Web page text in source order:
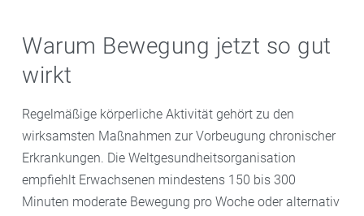
Warum Bewegung jetzt so gut
wirkt
Regelmäßige körperliche Aktivität gehört zu den
wirksamsten Maßnahmen zur Vorbeugung chronischer
Erkrankungen. Die Weltgesundheitsorganisation
empfiehlt Erwachsenen mindestens 150 bis 300
Minuten moderate Bewegung pro Woche oder alternativ